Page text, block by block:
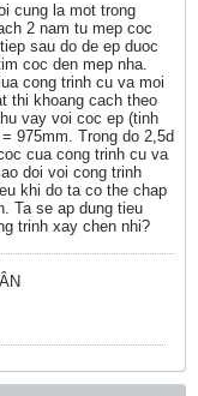
cung la mot trong
2 nam tu mep coc
sau do de ep duoc
coc den mep nha.
cong trinh cu va moi
thi khoang cach theo
vay voi coc ep (tinh
975mm. Trong do 2,5d
cua cong trinh cu va
doi voi cong trinh
khi do ta co the chap
Ta se ap dung tieu
trinh xay chen nhi?